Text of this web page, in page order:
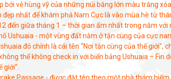
bởi vẻ hùng vỹ của những núi băng lớn màu trắng
đẹp nhất để khám phá Nam Cực là vào mùa hè từ
đến giữa tháng 1 – thời gian ấm nhất trong năm với
Ushuaia - một vùng đất nằm ở tận cùng của cực
đó chính là cái tên “Nơi tận cùng của thế giới”,
thể không check in với biển bảng Ushuaia – Fin